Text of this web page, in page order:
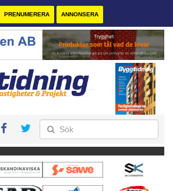
PRENUMERERA ANNONSERA